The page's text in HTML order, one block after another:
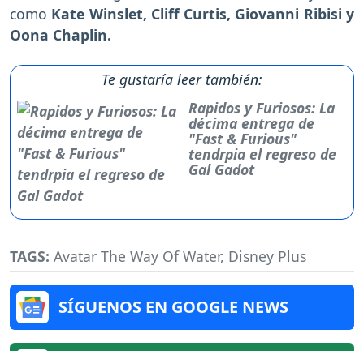
como Kate Winslet, Cliff Curtis, Giovanni Ribisi y
Oona Chaplin.
Te gustaría leer también:
Rapidos y Furiosos: La
décima entrega de
"Fast & Furious"
tendrpia el regreso de
Gal Gadot
TAGS: Avatar The Way Of Water, Disney Plus
SÍGUENOS EN GOOGLE NEWS